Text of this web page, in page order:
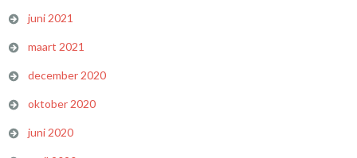
juni 2021
maart 2021
december 2020
oktober 2020
juni 2020